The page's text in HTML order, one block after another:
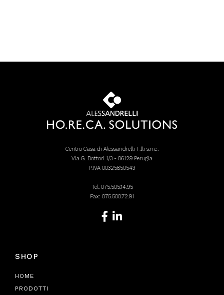
Centro Casa di Alessandrelli F.lli s.n.c.
Via G. Dottori 1/3 - 06129 Perugia
P.IVA 00325850543
Tel. 075.505.14.95
Fax: 075.500.72.91
SHOP
HOME
PRODOTTI